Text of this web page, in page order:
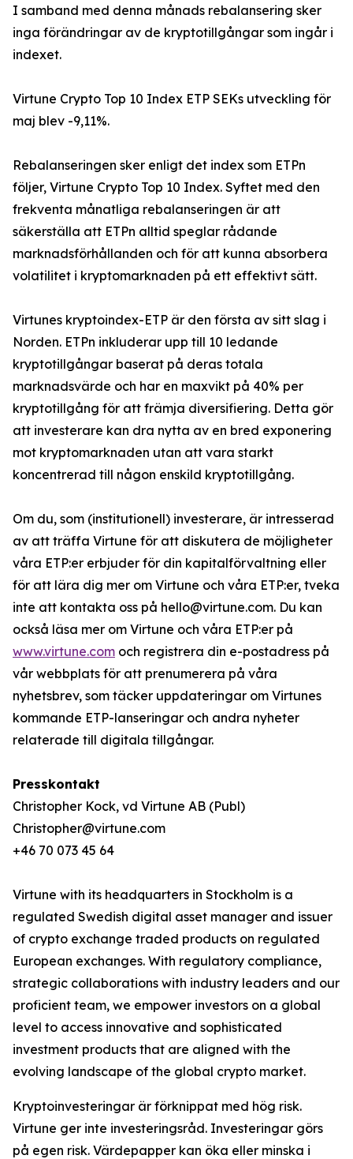
I samband med denna månads rebalansering sker
inga förändringar av de kryptotillgångar som ingår i
indexet.
Virtune Crypto Top 10 Index ETP SEKs utveckling för
maj blev -9,11%.
Rebalanseringen sker enligt det index som ETPn
följer, Virtune Crypto Top 10 Index. Syftet med den
frekventa månatliga rebalanseringen är att
säkerställa att ETPn alltid speglar rådande
marknadsförhållanden och för att kunna absorbera
volatilitet i kryptomarknaden på ett effektivt sätt.
Virtunes kryptoindex-ETP är den första av sitt slag i
Norden. ETPn inkluderar upp till 10 ledande
kryptotillgångar baserat på deras totala
marknadsvärde och har en maxvikt på 40% per
kryptotillgång för att främja diversifiering. Detta gör
att investerare kan dra nytta av en bred exponering
mot kryptomarknaden utan att vara starkt
koncentrerad till någon enskild kryptotillgång.
Om du, som (institutionell) investerare, är intresserad
av att träffa Virtune för att diskutera de möjligheter
våra ETP:er erbjuder för din kapitalförvaltning eller
för att lära dig mer om Virtune och våra ETP:er, tveka
inte att kontakta oss på hello@virtune.com. Du kan
också läsa mer om Virtune och våra ETP:er på
www.virtune.com och registrera din e-postadress på
vår webbplats för att prenumerera på våra
nyhetsbrev, som täcker uppdateringar om Virtunes
kommande ETP-lanseringar och andra nyheter
relaterade till digitala tillgångar.
Presskontakt
Christopher Kock, vd Virtune AB (Publ)
Christopher@virtune.com
+46 70 073 45 64
Virtune with its headquarters in Stockholm is a
regulated Swedish digital asset manager and issuer
of crypto exchange traded products on regulated
European exchanges. With regulatory compliance,
strategic collaborations with industry leaders and our
proficient team, we empower investors on a global
level to access innovative and sophisticated
investment products that are aligned with the
evolving landscape of the global crypto market.
Kryptoinvesteringar är förknippat med hög risk.
Virtune ger inte investeringsråd. Investeringar görs
på egen risk. Värdepapper kan öka eller minska i